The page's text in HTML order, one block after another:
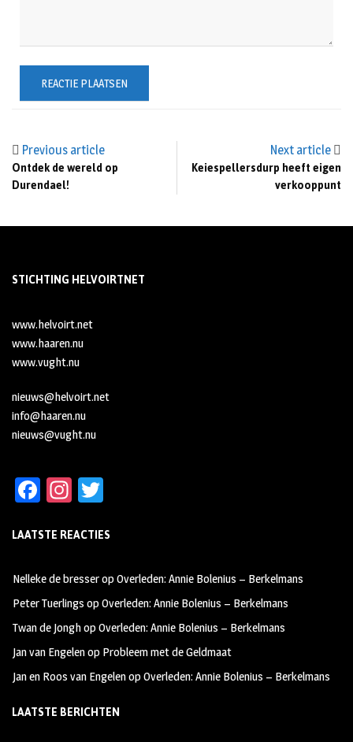
Previous article
Ontdek de wereld op
Durendael!
Next article
Keiespellersdurp heeft eigen
verkooppunt
STICHTING HELVOIRTNET
www.helvoirt.net
www.haaren.nu
www.vught.nu
nieuws@helvoirt.net
info@haaren.nu
nieuws@vught.nu
Fa
b
oo
k
In
ag
m
tt
LAATSTE REACTIES
Nelleke de bresseropOverleden: Annie Bolenius – Berkelmans
Peter Tuerlings opOverleden: Annie Bolenius – Berkelmans
Twan de JonghopOverleden: Annie Bolenius – Berkelmans
Jan van Engelenop Probleem met de Geldmaat
Jan en Roos van EngelenopOverleden: Annie Bolenius – Berkelmans
LAATSTE BERICHTEN